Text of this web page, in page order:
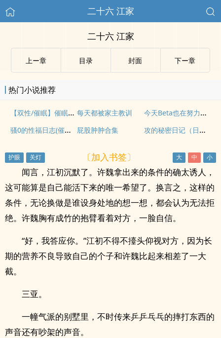
二十六 江家
二十六 江家
上ー章 目录 封面 下ー章
热门小说推荐
【双性/催眠】催眠雌堕言情小说男主角 每天都被家主教训
今天Beta也在努力上位（ABO）
骚0的性福日志(催眠，np)
屁股肿肿合集 攻的秘密日记（日攻/攻变受）
〔加入书签〕
闻言，江初沉默了。许魏拿出来的条件的确太诱人，
这可能算是自己能活下来的唯一希望了。换言之，这样的
条件，无论换做是谁设身处地的想一想，都会认为无法拒
绝。许魏胸有成竹的抱臂看着对方，一脸自信。
“好，我答应你。”江初不得不擡头仰视对方，因为长
期的营养不良导致自己的个子和许魏比起来相差了一大
截。
三亚。
一幢气派的别墅里，不时传来乒乒乓乓的摔打东西的
声音还有吵架的声音。